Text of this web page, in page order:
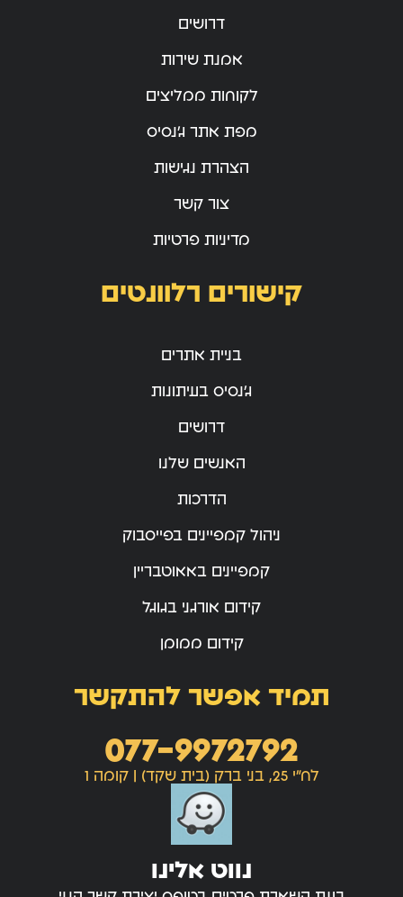
דרושים
אמנת שירות
לקוחות ממליצים
מפת אתר ג’נסיס
הצהרת נגישות
צור קשר
מדיניות פרטיות
קישורים רלוונטים
בניית אתרים
ג’נסיס בעיתונות
דרושים
האנשים שלנו
הדרכות
ניהול קמפיינים בפייסבוק
קמפיינים באאוטבריין
קידום אורגני בגוגל
קידום ממומן
תמיד אפשר להתקשר
077-9972792
לח"י 25, בני ברק (בית שקד) | קומה 1
נווט אלינו